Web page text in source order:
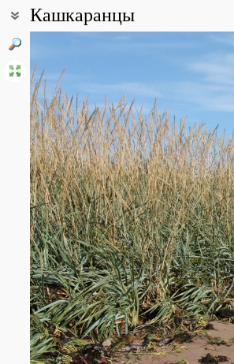
Кашкаранцы
66° 20′ 06.87″ N, 36° 00′ 41.44″ E
Point description:
проживает менее 100 человек.
All photos(12) Photos of plants &